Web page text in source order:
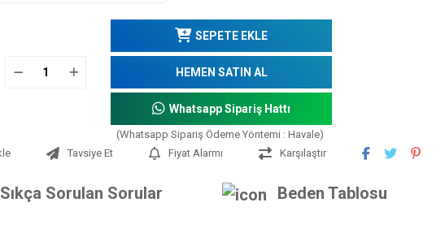
SEPETE EKLE
HEMEN SATIN AL
Whatsapp Sipariş Hattı
(Whatsapp Sipariş Ödeme Yöntemi : Havale)
Tavsiye Et
Fiyat Alarmı Karşılaştır
Sıkça Sorulan Sorular Beden Tablosu